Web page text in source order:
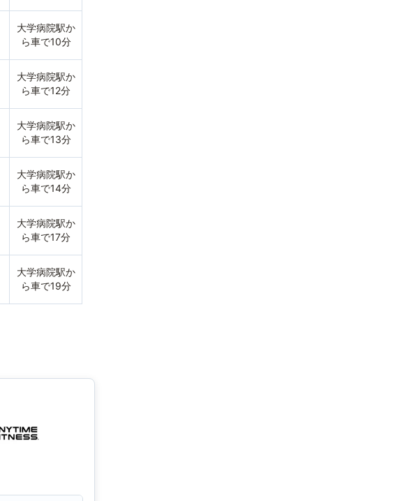
大学病院駅か
ら車で10分
大学病院駅か
ら車で12分
大学病院駅か
ら車で13分
大学病院駅か
ら車で14分
大学病院駅か
ら車で17分
大学病院駅か
ら車で19分